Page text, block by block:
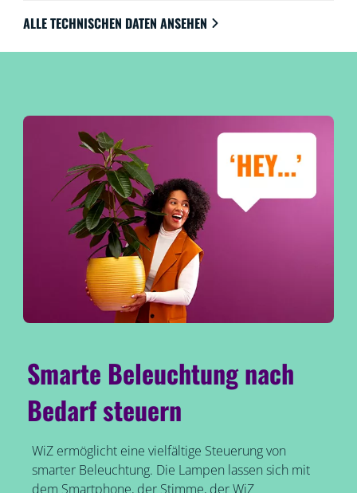
ALLE TECHNISCHEN DATEN ANSEHEN
Smarte Beleuchtung nach
Bedarf steuern
WiZ ermöglicht eine vielfältige Steuerung von
smarter Beleuchtung. Die Lampen lassen sich mit
dem Smartphone, der Stimme, der WiZ